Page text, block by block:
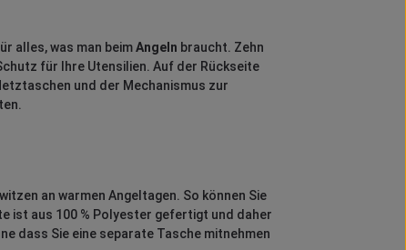
alles, was man beimAngeln braucht. Zehn
für Ihre Utensilien. Auf der Rückseite
und der Mechanismus zur
an warmen Angeltagen. So können Sie
ist aus 100 % Polyester gefertigt und daher
dass Sie eine separate Tasche mitnehmen